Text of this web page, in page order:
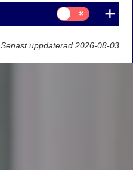
Samtycke
för:
Marknadsföring
Senast uppdaterad 2026-08-03